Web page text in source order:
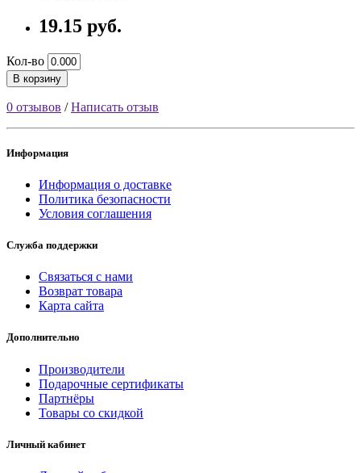
19.15 руб.
Кол-во
В корзину
0 отзывов /Написать отзыв
Информация
Информация о доставке
Политика безопасности
Условия соглашения
Служба поддержки
Связаться с нами
Возврат товара
Карта сайта
Дополнительно
Производители
Подарочные сертификаты
Партнёры
Товары со скидкой
Личный кабинет